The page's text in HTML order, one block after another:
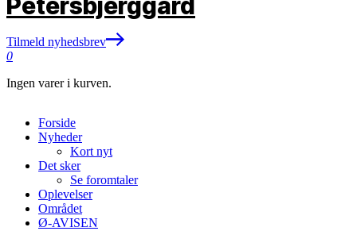
Tilmeld nyhedsbrev
0
Ingen varer i kurven.
Forside
Nyheder
Kort nyt
Det sker
Se foromtaler
Oplevelser
Området
Ø-AVISEN